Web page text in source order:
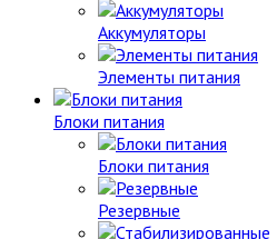
Аккумуляторы
Элементы питания
Блоки питания
Блоки питания
Резервные